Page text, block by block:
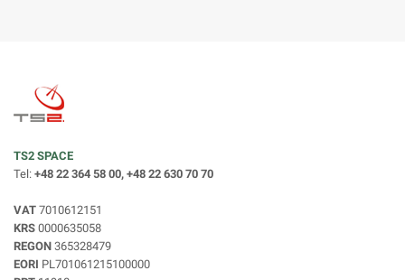
TS2 SPACE
Tel: +48 22 364 58 00, +48 22 630 70 70
VAT 7010612151
KRS 0000635058
REGON 365328479
EORI PL701061215100000